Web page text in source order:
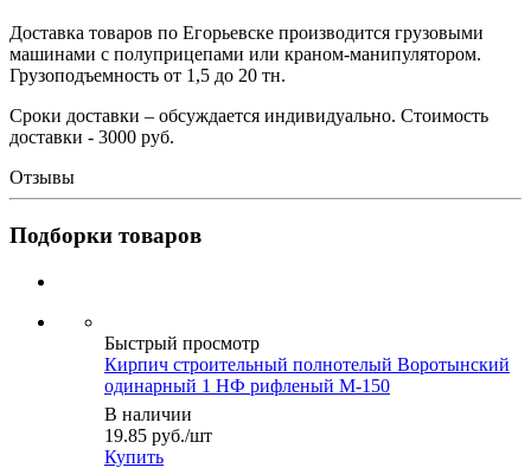
Доставка товаров по Егорьевске производится грузовыми
машинами с полуприцепами или краном-манипулятором.
Грузоподъемность от 1,5 до 20 тн.
Сроки доставки – обсуждается индивидуально. Стоимость
доставки - 3000 руб.
Отзывы
Подборки товаров
Быстрый просмотр
Кирпич строительный полнотелый Воротынский
одинарный 1 НФ рифленый М-150
В наличии
19.85 руб./шт
Купить